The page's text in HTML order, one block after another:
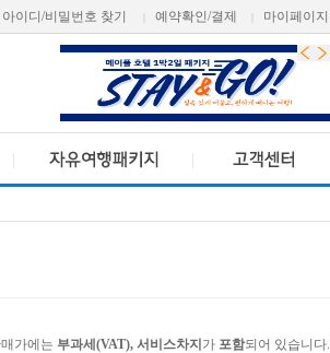
아이디/비밀번호 찾기 예약확인/결제 마이페이지
가에는 부과세(VAT), 서비스차지 가 포함되어 있습니다.